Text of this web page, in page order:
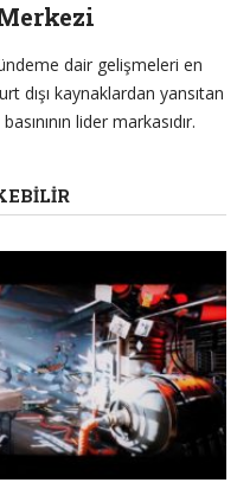
dair gelişmeleri en
dışı kaynaklardan yansıtan
lider markasıdır.